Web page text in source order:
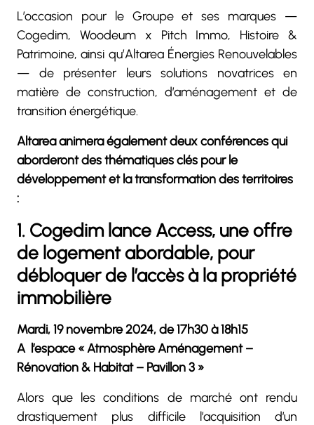
L’occasion pour le Groupe et ses marques —
Cogedim, Woodeum x Pitch Immo, Histoire &
Patrimoine, ainsi qu’Altarea Énergies Renouvelables
— de présenter leurs solutions novatrices en
matière de construction, d’aménagement et de
transition énergétique.
Altarea animera également deux conférences qui
aborderont des thématiques clés pour le
développement et la transformation des territoires
:
1. Cogedim lance Access, une offre
de logement abordable, pour
débloquer de l’accès à la propriété
immobilière
Mardi, 19 novembre 2024, de 17h30 à 18h15
A l’espace « Atmosphère Aménagement –
Rénovation & Habitat – Pavillon 3 »
Alors que les conditions de marché ont rendu
drastiquement plus difficile l’acquisition d’un